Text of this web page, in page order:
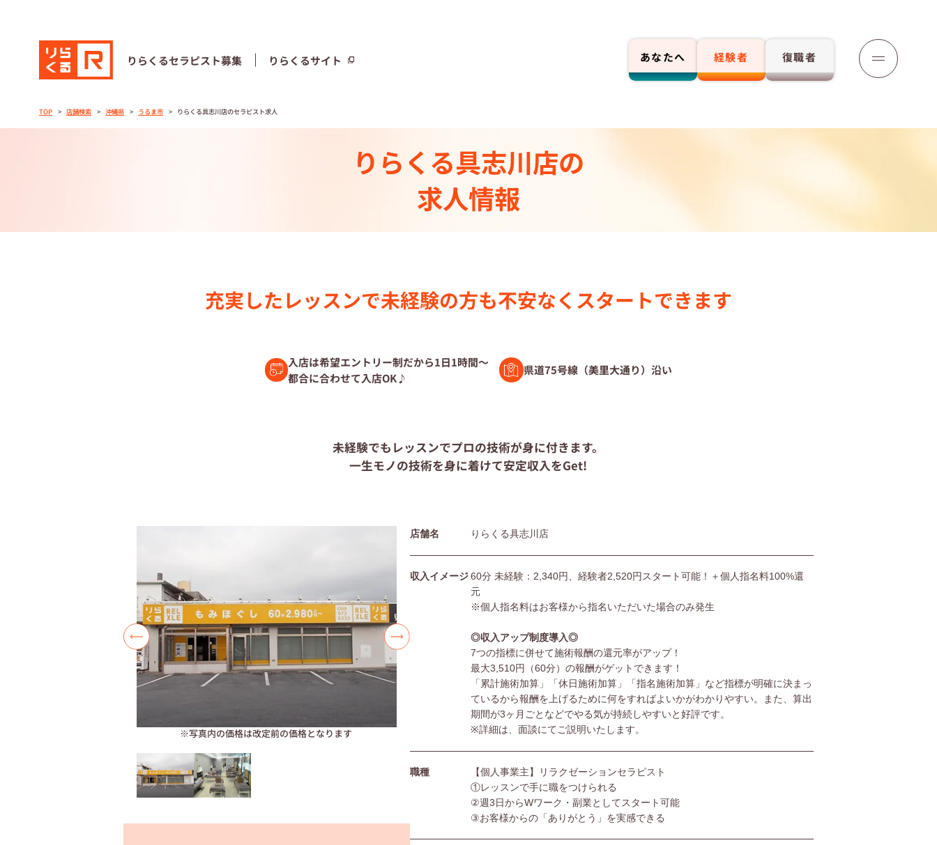
りらくるセラピスト募集 りらくるサイト あなたへ 経験者 復職者
りらくるセラピスト募集 りらくるサイト
セラピストストーリー⼀覧
トレーニング制度
セラピスト募集中の店舗検索
復職セラピスト募集
利用規約
TOP 店舗検索 沖縄県 うるま市 りらくる具志川店のセラピスト求人
りらくる具志川店の
求人情報
充実したレッスンで未経験の⽅も不安なく スタートできます
入店は希望エントリー制だから1日1時間～
都合に合わせて入店OK♪
県道75号線（美里大通り）沿い
未経験でもレッスンでプロの技術が身に付きます。
一生モノの技術を身に着けて安定収入をGet!
※写真内の価格は改定前の価格となります
店舗名 りらくる具志川店
収入イメージ60分 未経験：2,340円、経験者2,520円スタート可能！＋個人指名料100%還
元
※個人指名料はお客様から指名いただいた場合のみ発生
◎収入アップ制度導入◎
7つの指標に併せて施術報酬の還元率がアップ！
最大3,510円（60分）の報酬がゲットできます！
「累計施術加算」「休日施術加算」「指名施術加算」など指標が明確に決まっ
ているから報酬を上げるために何をすればよいかがわかりやすい。また、算出
期間が3ヶ月ごとなどでやる気が持続しやすいと好評です。
※詳細は、面談にてご説明いたします。
職種
【個人事業主】リラクゼーションセラピスト
①レッスンで手に職をつけられる
②週3日からWワーク・副業としてスタート可能
③お客様からの「ありがとう」を実感できる